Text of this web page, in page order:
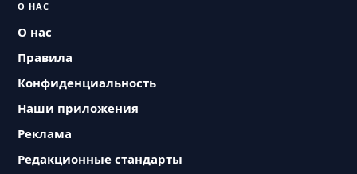
О НАС
О нас
Правила
Конфиденциальность
Наши приложения
Реклама
Редакционные стандарты